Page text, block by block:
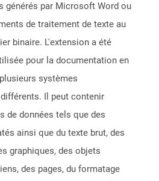
générés par Microsoft Word ou
de traitement de texte au
binaire. L'extension a été
pour la documentation en
systèmes
Il peut contenir
de données tels que des
ainsi que du texte brut, des
graphiques, des objets
des pages, du formatage